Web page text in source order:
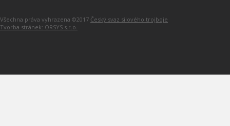
Všechna práva vyhrazena ©2017 Český svaz silového trojboje
Tvorba stránek: ORSYS s.r.o.